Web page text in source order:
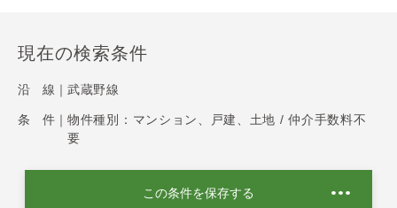
現在の検索条件
沿 線｜ 武蔵野線
条 件｜ 物件種別：マンション、戸建、土地 / 仲介手数料不
要
この条件を保存する